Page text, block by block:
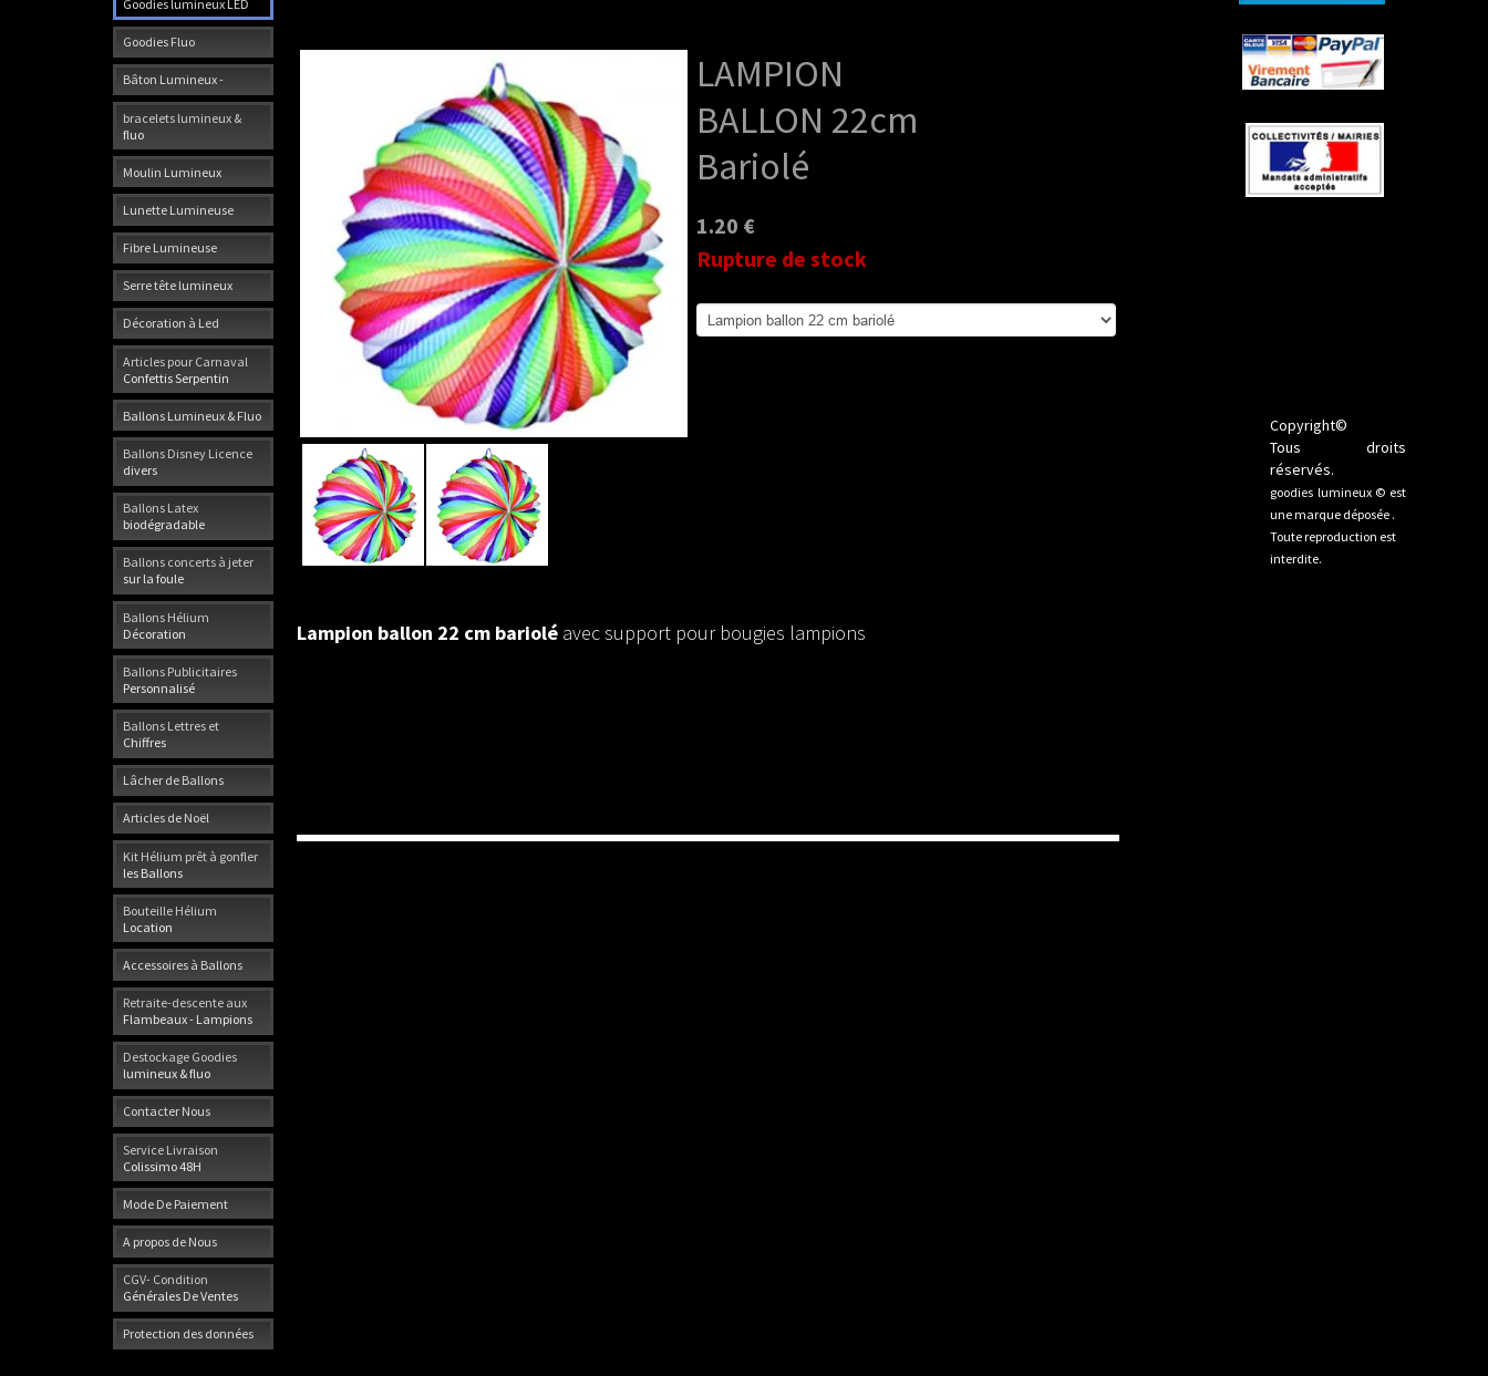
Goodies lumineux LED
Goodies Fluo
Bâton Lumineux -
bracelets lumineux &
fluo
Moulin Lumineux
Lunette Lumineuse
Fibre Lumineuse
Serre tête lumineux
Décoration à Led
Articles pour Carnaval
Confettis Serpentin
Ballons Lumineux & Fluo
Ballons Disney Licence
divers
Ballons Latex
biodégradable
Ballons concerts à jeter
sur la foule
Ballons Hélium
Décoration
Ballons Publicitaires
Personnalisé
Ballons Lettres et
Chiffres
Lâcher de Ballons
Articles de Noël
Kit Hélium prêt à gonfler
les Ballons
Bouteille Hélium
Location
Accessoires à Ballons
Retraite-descente aux
Flambeaux - Lampions
Destockage Goodies
lumineux & fluo
Contacter Nous
Service Livraison
Colissimo 48H
Mode De Paiement
A propos de Nous
CGV- Condition
Générales De Ventes
Protection des données
Copyright©
Tous droits
réservés.
goodies lumineux © est
une marque déposée .
Toute reproduction est
interdite.
LAMPION
BALLON 22cm
Bariolé
1.20 €
Rupture de stock
Lampion ballon 22 cm bariolé avec support pour bougies lampions